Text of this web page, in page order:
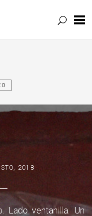
2018
Lado ventanilla. Un